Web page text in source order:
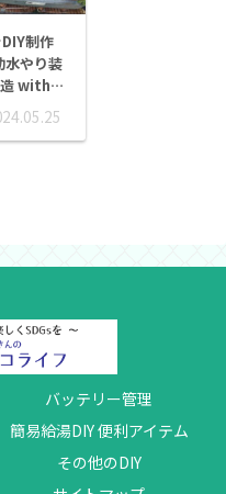
制作
やり装
造 with
イ
バッテリー管理
簡易給湯DIY 便利アイテム
その他のDIY